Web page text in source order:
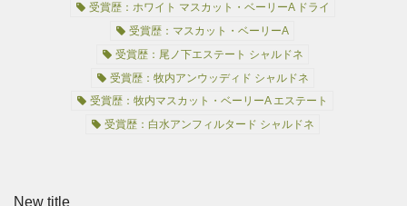
受賞歴：ホワイト マスカット・ベーリーA ドライ
受賞歴：マスカット・ベーリーA
受賞歴：尾ノ下エステート シャルドネ
受賞歴：牧内アンウッディド シャルドネ
受賞歴：牧内マスカット・ベーリーA エステート
受賞歴：白水アンフィルタード シャルドネ
New title